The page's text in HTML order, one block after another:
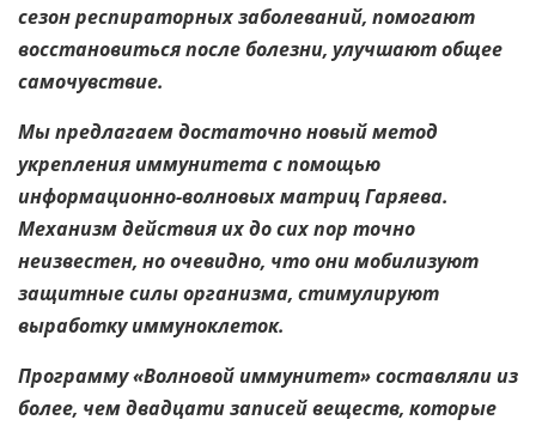
сезон респираторных заболеваний, помогают
восстановиться после болезни, улучшают общее
самочувствие.
Мы предлагаем достаточно новый метод
укрепления иммунитета с помощью
информационно-волновых матриц Гаряева.
Механизм действия их до сих пор точно
неизвестен, но очевидно, что они мобилизуют
защитные силы организма, стимулируют
выработку иммуноклеток.
Программу «Волновой иммунитет» составляли из
более, чем двадцати записей веществ, которые